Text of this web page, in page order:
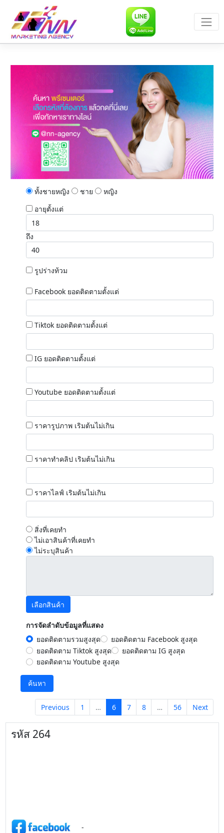
ทั้งชายหญิง ชาย
หญิง
อายุตั้งแต่
ถึง
รูปร่างท้วม
Facebook ยอดติดตามตั้งแต่
Tiktok ยอดติดตามตั้งแต่
IG ยอดติดตามตั้งแต่
Youtube ยอดติดตามตั้งแต่
ราคารูปภาพ เริมต้นไม่เกิน
ราคาทำคลิป เริมต้นไม่เกิน
ราคาไลฟ์ เริมต้นไม่เกิน
สิ่งที่เคยทำ
ไม่เอาสินค้าที่เคยทำ
ไม่ระบุสินค้า
เลือกสินค้า
การจัดลำดับข้อมูลที่แสดง
ยอดติดตามรวมสูงสุด
ยอดติดตาม Facebook สูงสุด
ยอดติดตาม Tiktok สูงสุด
ยอดติดตาม IG สูงสุด
ยอดติดตาม Youtube สูงสุด
ค้นหา
Previous 1 … 6 7 8 … 56 Next
รหัส 264
-